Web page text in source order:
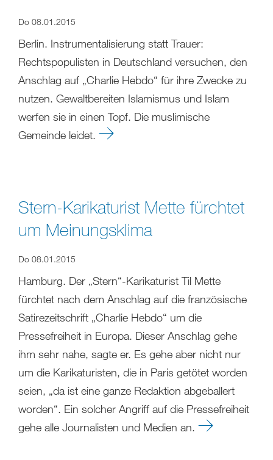
Do 08.01.2015
Berlin. Instrumentalisierung statt Trauer:
Rechtspopulisten in Deutschland versuchen, den
Anschlag auf „Charlie Hebdo“ für ihre Zwecke zu
nutzen. Gewaltbereiten Islamismus und Islam
werfen sie in einen Topf. Die muslimische
Gemeinde leidet.
Stern-Karikaturist Mette fürchtet
um Meinungsklima
Do 08.01.2015
Hamburg. Der „Stern“-Karikaturist Til Mette
fürchtet nach dem Anschlag auf die französische
Satirezeitschrift „Charlie Hebdo“ um die
Pressefreiheit in Europa. Dieser Anschlag gehe
ihm sehr nahe, sagte er. Es gehe aber nicht nur
um die Karikaturisten, die in Paris getötet worden
seien, „da ist eine ganze Redaktion abgeballert
worden“. Ein solcher Angriff auf die Pressefreiheit
gehe alle Journalisten und Medien an.